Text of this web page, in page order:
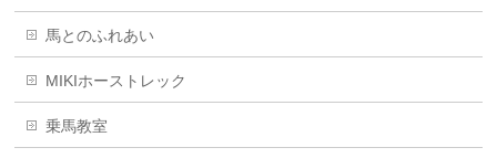
馬とのふれあい
MIKIホーストレック
乗馬教室